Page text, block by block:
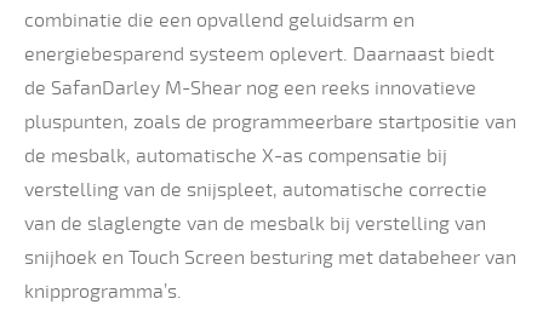
combinatie die een opvallend geluidsarm en
energiebesparend systeem oplevert. Daarnaast biedt
de SafanDarley M-Shear nog een reeks innovatieve
pluspunten, zoals de programmeerbare startpositie van
de mesbalk, automatische X-as compensatie bij
verstelling van de snijspleet, automatische correctie
van de slaglengte van de mesbalk bij verstelling van
snijhoek en Touch Screen besturing met databeheer van
knipprogramma’s.